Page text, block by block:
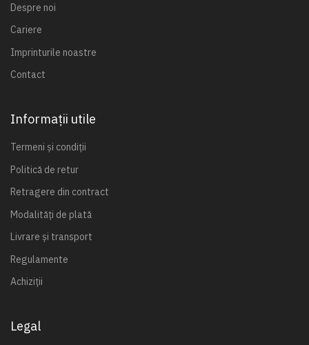
Despre noi
Cariere
Imprinturile noastre
Contact
Informații utile
Termeni și condiții
Politică de retur
Retragere din contract
Modalități de plată
Livrare și transport
Regulamente
Achiziții
Legal